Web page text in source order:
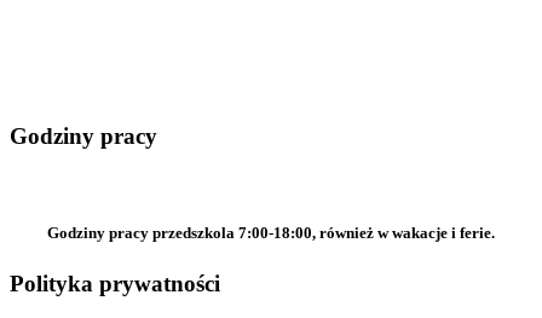
Godziny pracy
Godziny pracy przedszkola 7:00-18:00, również w wakacje i ferie.
Polityka prywatności